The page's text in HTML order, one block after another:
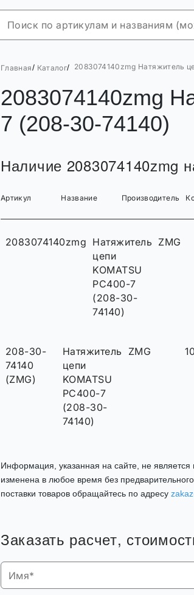
Главная/ Каталог/ 2083074140zmg Натяжитель
2083074140zmg
7 (208-30-74140)
Наличие 2083074140zmg
Артикул Название Производитель
2083074140zmg Натяжитель
цепи
KOMATSU
PC400-7
(208-30-
74140)
ZMG
208-30-
74140
(ZMG)
Натяжитель
цепи
KOMATSU
PC400-7
(208-30-
74140)
ZMG
Информация, указанная на сайте, не
изменена в любое время без
поставки товаров обращайтесь по адресу
Заказать расчет,